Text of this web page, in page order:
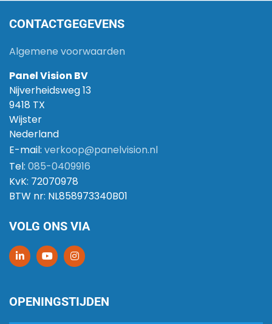
CONTACTGEGEVENS
Algemene voorwaarden
Panel Vision BV
Nijverheidsweg 13
9418 TX
Wijster
Nederland
E-mail: verkoop@panelvision.nl
Tel: 085-0409916
KvK: 72070978
BTW nr: NL858973340B01
VOLG ONS VIA
OPENINGSTIJDEN